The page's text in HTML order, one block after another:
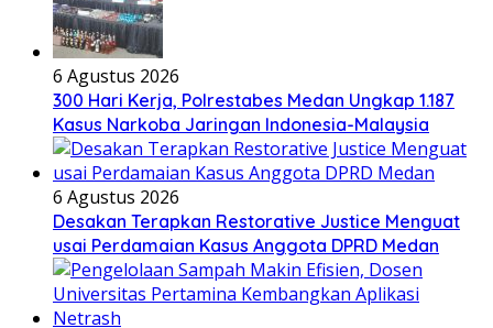
6 Agustus 2026
300 Hari Kerja, Polrestabes Medan Ungkap 1.187
Kasus Narkoba Jaringan Indonesia-Malaysia
6 Agustus 2026
Desakan Terapkan Restorative Justice Menguat
usai Perdamaian Kasus Anggota DPRD Medan